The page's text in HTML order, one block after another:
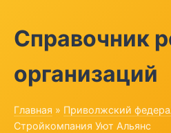
Справочник
организаций
Главная » Приволжский
Стройкомпания Уют Альянс